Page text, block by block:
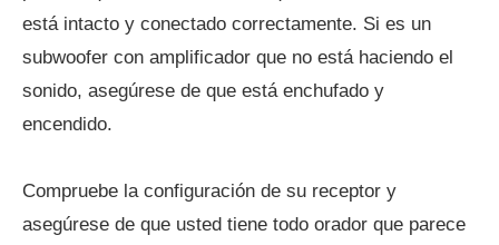
está intacto y conectado correctamente. Si es un
subwoofer con amplificador que no está haciendo el
sonido, asegúrese de que está enchufado y
encendido.
Compruebe la configuración de su receptor y
asegúrese de que usted tiene todo orador que parece